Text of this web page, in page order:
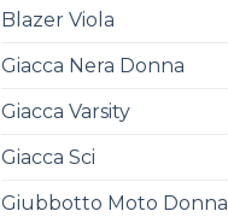
Blazer Viola
Giacca Nera Donna
Giacca Varsity
Giacca Sci
Giubbotto Moto Donna